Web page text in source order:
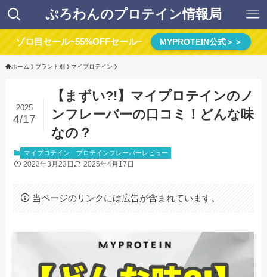
ぷろわんのプロテイン情報局
ゾロ目セール~55%OFFセール~ MYPROTEIN公式＞＞
ホーム ブラント別 マイプロテイン
【まずい?!】マイプロテインのノ
ンフレーバーの口コミ！どんな味
なの？
2025
4/17
マイプロテイン プロテインフレーバーレビュー
2023年3月23日 2025年4月17日
当ページのリンクには広告が含まれています。